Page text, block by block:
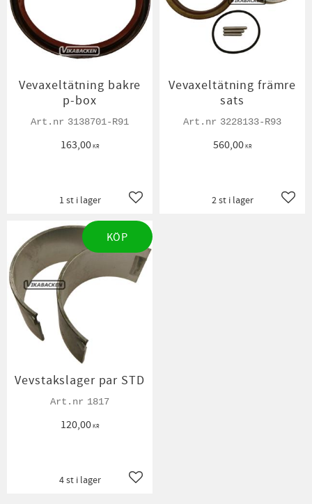
Vevaxeltätning bakre
p-box
3138701-R91
163,00KR
Lägg till i favoriter
1 st i lager
Vevaxeltätning främre
sats
3228133-R93
560,00KR
2 st i lager
Vevstakslager par STD
1817
120,00KR
Lägg till i favoriter
4 st i lager
KÖP